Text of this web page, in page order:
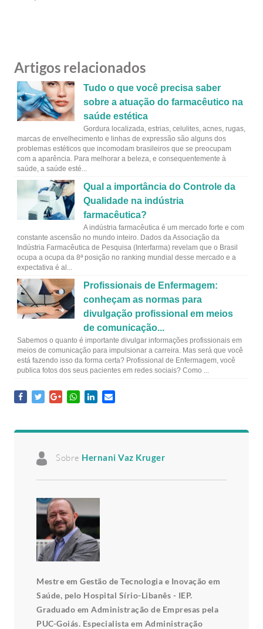
Artigos relacionados
Tudo o que você precisa saber
sobre a atuação do farmacêutico na
saúde estética
Gordura localizada, estrias, celulites, acnes, rugas,
marcas de envelhecimento e linhas de expressão são alguns dos
problemas estéticos que incomodam brasileiros que se preocupam
com a aparência. Para melhorar a beleza, e consequentemente à
saúde, a saúde esté...
Qual a importância do Controle da
Qualidade na indústria
farmacêutica?
A indústria farmacêutica é um mercado forte e com
constante ascensão no mundo inteiro. Dados da Associação da
Indústria Farmacêutica de Pesquisa (Interfarma) revelam que o Brasil
ocupa a ocupa da 8ª posição no ranking mundial desse mercado e a
expectativa é al...
Profissionais de Enfermagem:
conheçam as normas para
divulgação profissional em meios
de comunicação...
Sabemos o quanto é importante divulgar informações profissionais em
meios de comunicação para impulsionar a carreira. Mas será que você
está fazendo isso da forma certa? Profissional de Enfermagem, você
publica fotos dos seus pacientes em redes sociais? Como ...
Sobre Hernani Vaz Kruger
Mestre em Gestão de Tecnologia e Inovação em
Saúde, pelo Hospital Sírio-Libanês - IEP.
Graduado em Administração de Empresas pela
PUC-Goiás. Especialista em Administração